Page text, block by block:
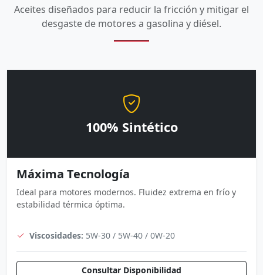
Aceites diseñados para reducir la fricción y mitigar el
desgaste de motores a gasolina y diésel.
100% Sintético
Máxima Tecnología
Ideal para motores modernos. Fluidez extrema en frío y
estabilidad térmica óptima.
Viscosidades: 5W-30 / 5W-40 / 0W-20
Consultar Disponibilidad